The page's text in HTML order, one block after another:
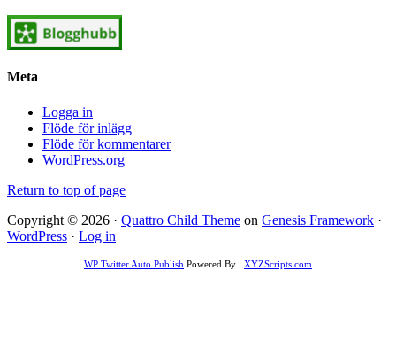
Meta
Logga in
Flöde för inlägg
Flöde för kommentarer
WordPress.org
Return to top of page
Copyright © 2026 · Quattro Child Theme on Genesis Framework ·
WordPress · Log in
WP Twitter Auto Publish Powered By : XYZScripts.com